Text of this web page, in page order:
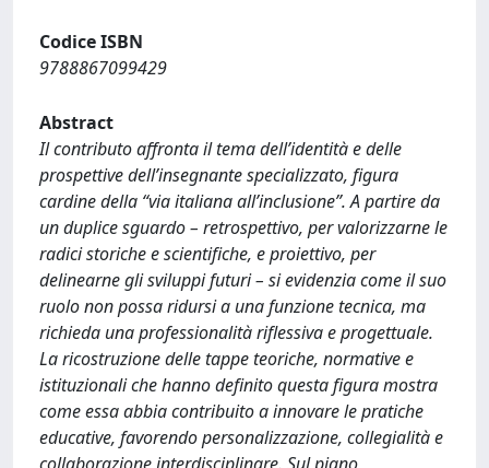
Codice ISBN
9788867099429
Abstract
Il contributo affronta il tema dell’identità e delle
prospettive dell’insegnante specializzato, figura
cardine della “via italiana all’inclusione”. A partire da
un duplice sguardo – retrospettivo, per valorizzarne le
radici storiche e scientifiche, e proiettivo, per
delinearne gli sviluppi futuri – si evidenzia come il suo
ruolo non possa ridursi a una funzione tecnica, ma
richieda una professionalità riflessiva e progettuale.
La ricostruzione delle tappe teoriche, normative e
istituzionali che hanno definito questa figura mostra
come essa abbia contribuito a innovare le pratiche
educative, favorendo personalizzazione, collegialità e